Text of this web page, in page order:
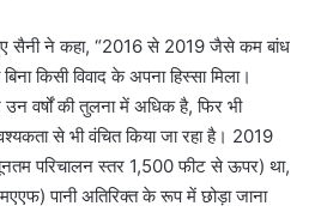
सैनी ने कहा, “2016 से 2019 जैसे कम बांध
किसी विवाद के अपना हिस्सा मिला।
वर्षों की तुलना में अधिक है, फिर भी
से भी वंचित किया जा रहा है। 2019
परिचालन स्तर 1,500 फीट से ऊपर) था,
पानी अतिरिक्त के रूप में छोड़ा जाना